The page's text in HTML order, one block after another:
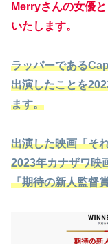
Merryさんの女優
いたします。
ラッパーである
出演したことを
ます。
出演した映画「そ
2023年カナザワ映
「期待の新人監督